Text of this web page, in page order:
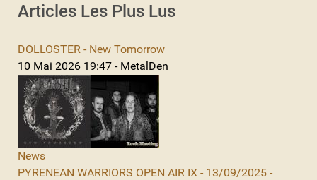
Articles Les Plus Lus
DOLLOSTER - New Tomorrow
10 Mai 2026 19:47 - MetalDen
News
PYRENEAN WARRIORS OPEN AIR IX - 13/09/2025 -